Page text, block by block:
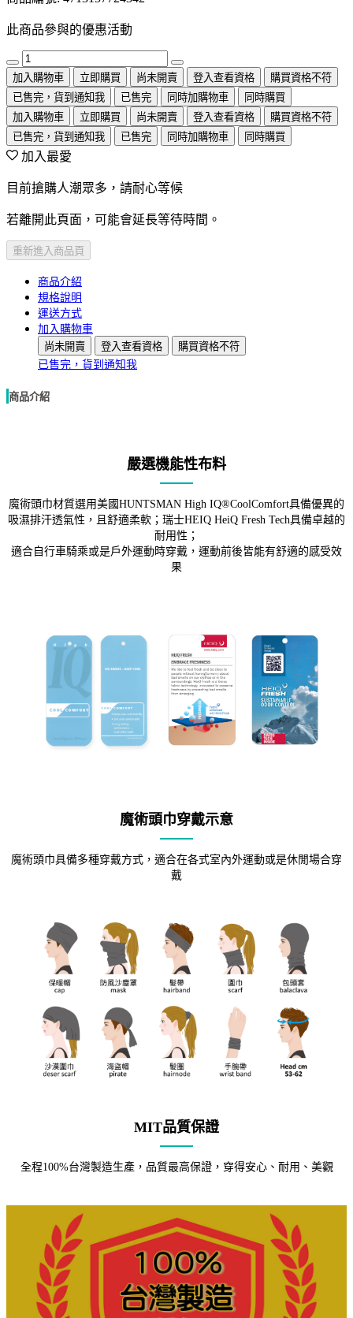
此商品參與的優惠活動
加入購物車 立即購買 尚未開賣 登入查看資格
購買資格不符
已售完，貨到通知我
已售完 同時加購物車
同時購買
加入購物車
立即購買 尚未開賣 登入查看資格
購買資格不符
已售完，貨到通知我
已售完 同時加購物車 同時購買
加入最愛
目前搶購人潮眾多，請耐心等候
若離開此頁面，可能會延長等待時間。
重新進入商品頁
商品介紹
規格說明
運送方式
加入購物車
尚未開賣
登入查看資格
購買資格不符
已售完，貨到通知我
商品介紹
嚴選機能性布料
魔術頭巾材質選用美國HUNTSMAN High IQ®CoolComfort具備優異的
吸濕排汗透氣性，且舒適柔軟；瑞士HEIQ HeiQ Fresh Tech具備卓越的
耐用性；
適合自行車騎乘或是戶外運動時穿戴，運動前後皆能有舒適的感受效
果
魔術頭巾穿戴示意
魔術頭巾具備多種穿戴方式，適合在各式室內外運動或是休閒場合穿
戴
MIT品質保證
全程100%台灣製造生產，品質最高保證，穿得安心、耐用、美觀